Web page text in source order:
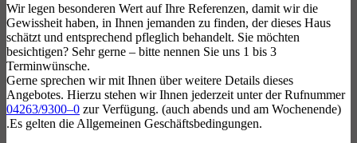
Wir legen besonderen Wert auf Ihre Referenzen, damit wir die
Gewissheit haben, in Ihnen jemanden zu finden, der dieses Haus
schätzt und entsprechend pfleglich behandelt. Sie möchten
besichtigen? Sehr gerne – bitte nennen Sie uns 1 bis 3
Terminwünsche.
Gerne sprechen wir mit Ihnen über weitere Details dieses
Angebotes. Hierzu stehen wir Ihnen jederzeit unter der Rufnummer
04263/9300–0 zur Verfügung. (auch abends und am Wochenende)
.Es gelten die Allgemeinen Geschäftsbedingungen.